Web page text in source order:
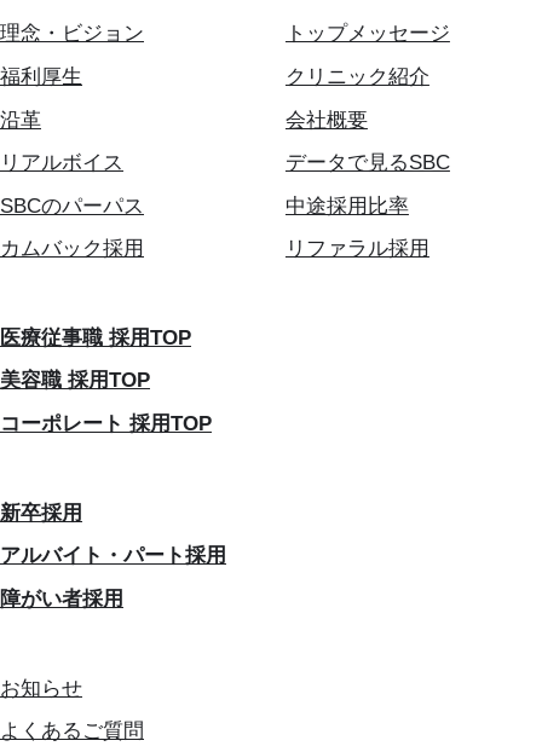
理念・ビジョン
トップメッセージ
福利厚生
クリニック紹介
沿革
会社概要
リアルボイス
データで見るSBC
SBCのパーパス
中途採用比率
カムバック採用
リファラル採用
医療従事職 採用TOP
美容職 採用TOP
コーポレート 採用TOP
新卒採用
アルバイト・パート採用
障がい者採用
お知らせ
よくあるご質問